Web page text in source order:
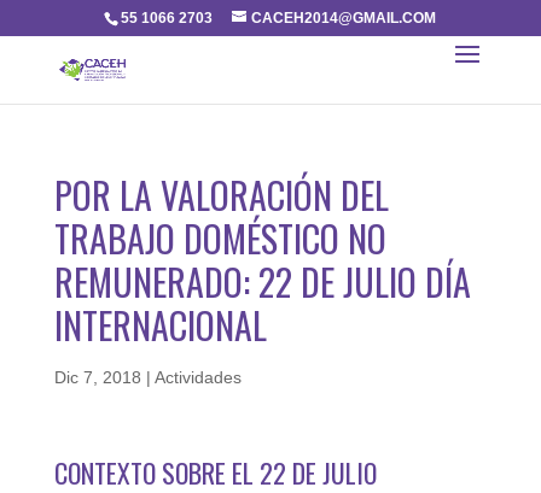
55 1066 2703 CACEH2014@GMAIL.COM
POR LA VALORACIÓN DEL
TRABAJO DOMÉSTICO NO
REMUNERADO: 22 DE JULIO DÍA
INTERNACIONAL
Dic 7, 2018 | Actividades
CONTEXTO SOBRE EL 22 DE JULIO